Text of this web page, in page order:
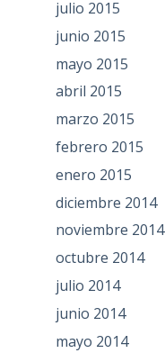
julio 2015
junio 2015
mayo 2015
abril 2015
marzo 2015
febrero 2015
enero 2015
diciembre 2014
noviembre 2014
octubre 2014
julio 2014
junio 2014
mayo 2014